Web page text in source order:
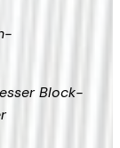
Block-